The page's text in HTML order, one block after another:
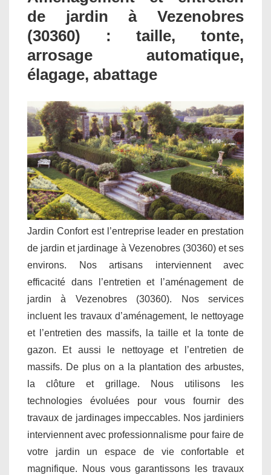
de jardin à Vezenobres
(30360) : taille, tonte,
arrosage automatique,
élagage, abattage
Jardin Confort est l’entreprise leader en prestation
de jardin et jardinage à Vezenobres (30360) et ses
environs. Nos artisans interviennent avec
efficacité dans l’entretien et l’aménagement de
jardin à Vezenobres (30360). Nos services
incluent les travaux d’aménagement, le nettoyage
et l’entretien des massifs, la taille et la tonte de
gazon. Et aussi le nettoyage et l’entretien de
massifs. De plus on a la plantation des arbustes,
la clôture et grillage. Nous utilisons les
technologies évoluées pour vous fournir des
travaux de jardinages impeccables. Nos jardiniers
interviennent avec professionnalisme pour faire de
votre jardin un espace de vie confortable et
magnifique. Nous vous garantissons les travaux